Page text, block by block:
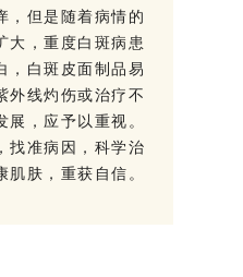
，但是随着病情的
大，重度白斑病患
，白斑皮面制品易
外线灼伤或治疗不
，应予以重视。
找准病因，科学治
肤，重获自信。